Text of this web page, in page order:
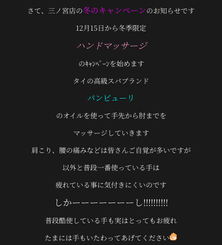
さて、三ノ宮店の冬のキャンペーンのお知らせです
12月15日から冬季限定
ハンドマッサージ
のｷｬﾝﾍﾟｰﾝを始めます
タイの高級スパブランド
パンピューリ
のオイルを使って手先から肘までを
マッサージしていきます
肩こり、腰の痛みなどは皆さんご自覚が多いですが
以外と普段一番使っている手は
疲れている事に気付きにくいのです
しかーーーーーーーし!!!!!!!!!!
普段酷使している手も実はとってもお疲れ
たまには手もいたわってあげてください